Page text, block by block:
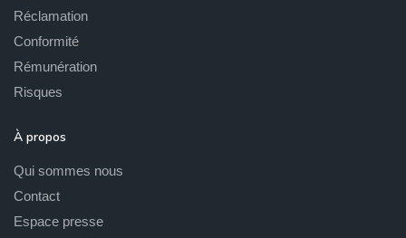
Réclamation
Conformité
Rémunération
Risques
À propos
Qui sommes nous
Contact
Espace presse